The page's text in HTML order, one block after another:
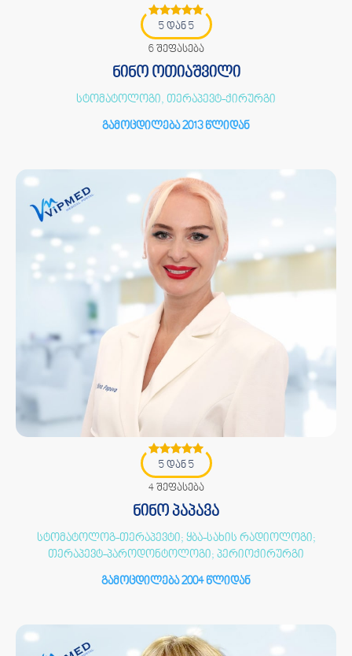
5 დან 5
6 შეფასება
ნინო ოთიაშვილი
სტომატოლოგი, თერაპევტ-ქირურგი
გამოცდილება 2013 წლიდან
5 დან 5
4 შეფასება
ნინო პაპავა
სტომატოლოგ-თერაპევტი; ყბა-სახის რადიოლოგი;
თერაპევტ-პაროდონტოლოგი; პერიოქირურგი
გამოცდილება 2004 წლიდან